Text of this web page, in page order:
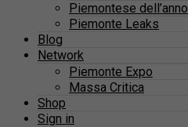
Piemontese dell’anno
Piemonte Leaks
Blog
Network
Piemonte Expo
Massa Critica
Shop
Sign in